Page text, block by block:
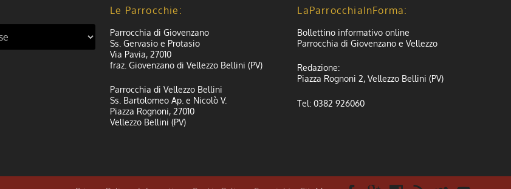
Le Parrocchie:
Parrocchia di Giovenzano
Ss. Gervasio e Protasio
Via Pavia, 27010
fraz. Giovenzano di Vellezzo Bellini (PV)
Parrocchia di Vellezzo Bellini
Ss. Bartolomeo Ap. e Nicolò V.
Piazza Rognoni, 27010
Vellezzo Bellini (PV)
LaParrocchiaInForma:
Bollettino informativo online
Parrocchia di Giovenzano e Vellezzo
Redazione:
Piazza Rognoni 2, Vellezzo Bellini (PV)
Tel: 0382 926060